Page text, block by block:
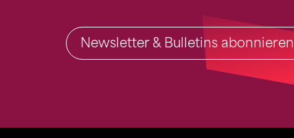
Newsletter & Bulletins abonnieren